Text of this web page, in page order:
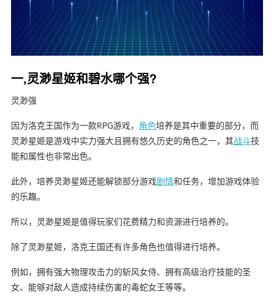
一,灵渺星姬和碧水哪个强?
灵渺强
因为洛克王国作为一款RPG游戏， 角色培养是其中重要的部分，而
灵渺星姬是游戏中实力强大且拥有悠久历史的角色之一，其战斗技
能和属性也非常出色。
此外，培养灵渺星姬还能解锁部分游戏剧情和任务，增加游戏体验
的乐趣。
所以，灵渺星姬是值得玩家们花费精力和资源进行培养的。
除了灵渺星姬，洛克王国还有许多角色也值得进行培养。
例如，拥有强大物理攻击力的斩风女侍、拥有高级治疗技能的圣
女、能够对敌人造成持续伤害的毒蛇女王等等。